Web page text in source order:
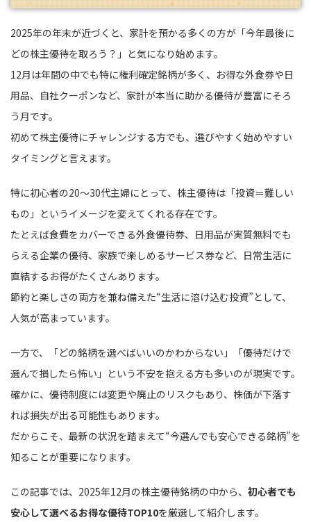
2025年の年末が近づくと、家計を預かる多くの方が「今年最後に
どの株主優待を取ろう？」と気になり始めます。
12月は年間の中でも特に権利確定銘柄が多く、お得な外食券や日
用品、自社クーポンなど、家計が本当に助かる優待が豊富にそろ
う月です。
初めて株主優待にチャレンジする方でも、選びやすく始めやすい
タイミングと言えます。
特に初心者の20〜30代主婦にとって、株主優待は「投資＝難しい
もの」というイメージを変えてくれる存在です。
たとえば食費をカバーできる外食優待券、日用品が実質無料でも
らえる企業の優待、家族で楽しめるサービス券など、日常生活に
直結するお得がたくさんあります。
節約と楽しさの両方を兼ね備えた“生活に溶け込む投資”として、
人気が高まっています。
一方で、「どの銘柄を選べばいいのかわからない」「優待だけで
選んで損したら怖い」という不安を抱える方も多いのが現実です。
確かに、優待制度には変更や廃止のリスクもあり、株価が下落す
れば損失が出る可能性もあります。
だからこそ、最新の状況を踏まえて“今選んでも安心できる銘柄”を
知ることが重要になります。
この記事では、2025年12月の株主優待銘柄の中から、 初心者でも
安心して選べるお得な優待TOP10を厳選して紹介します。